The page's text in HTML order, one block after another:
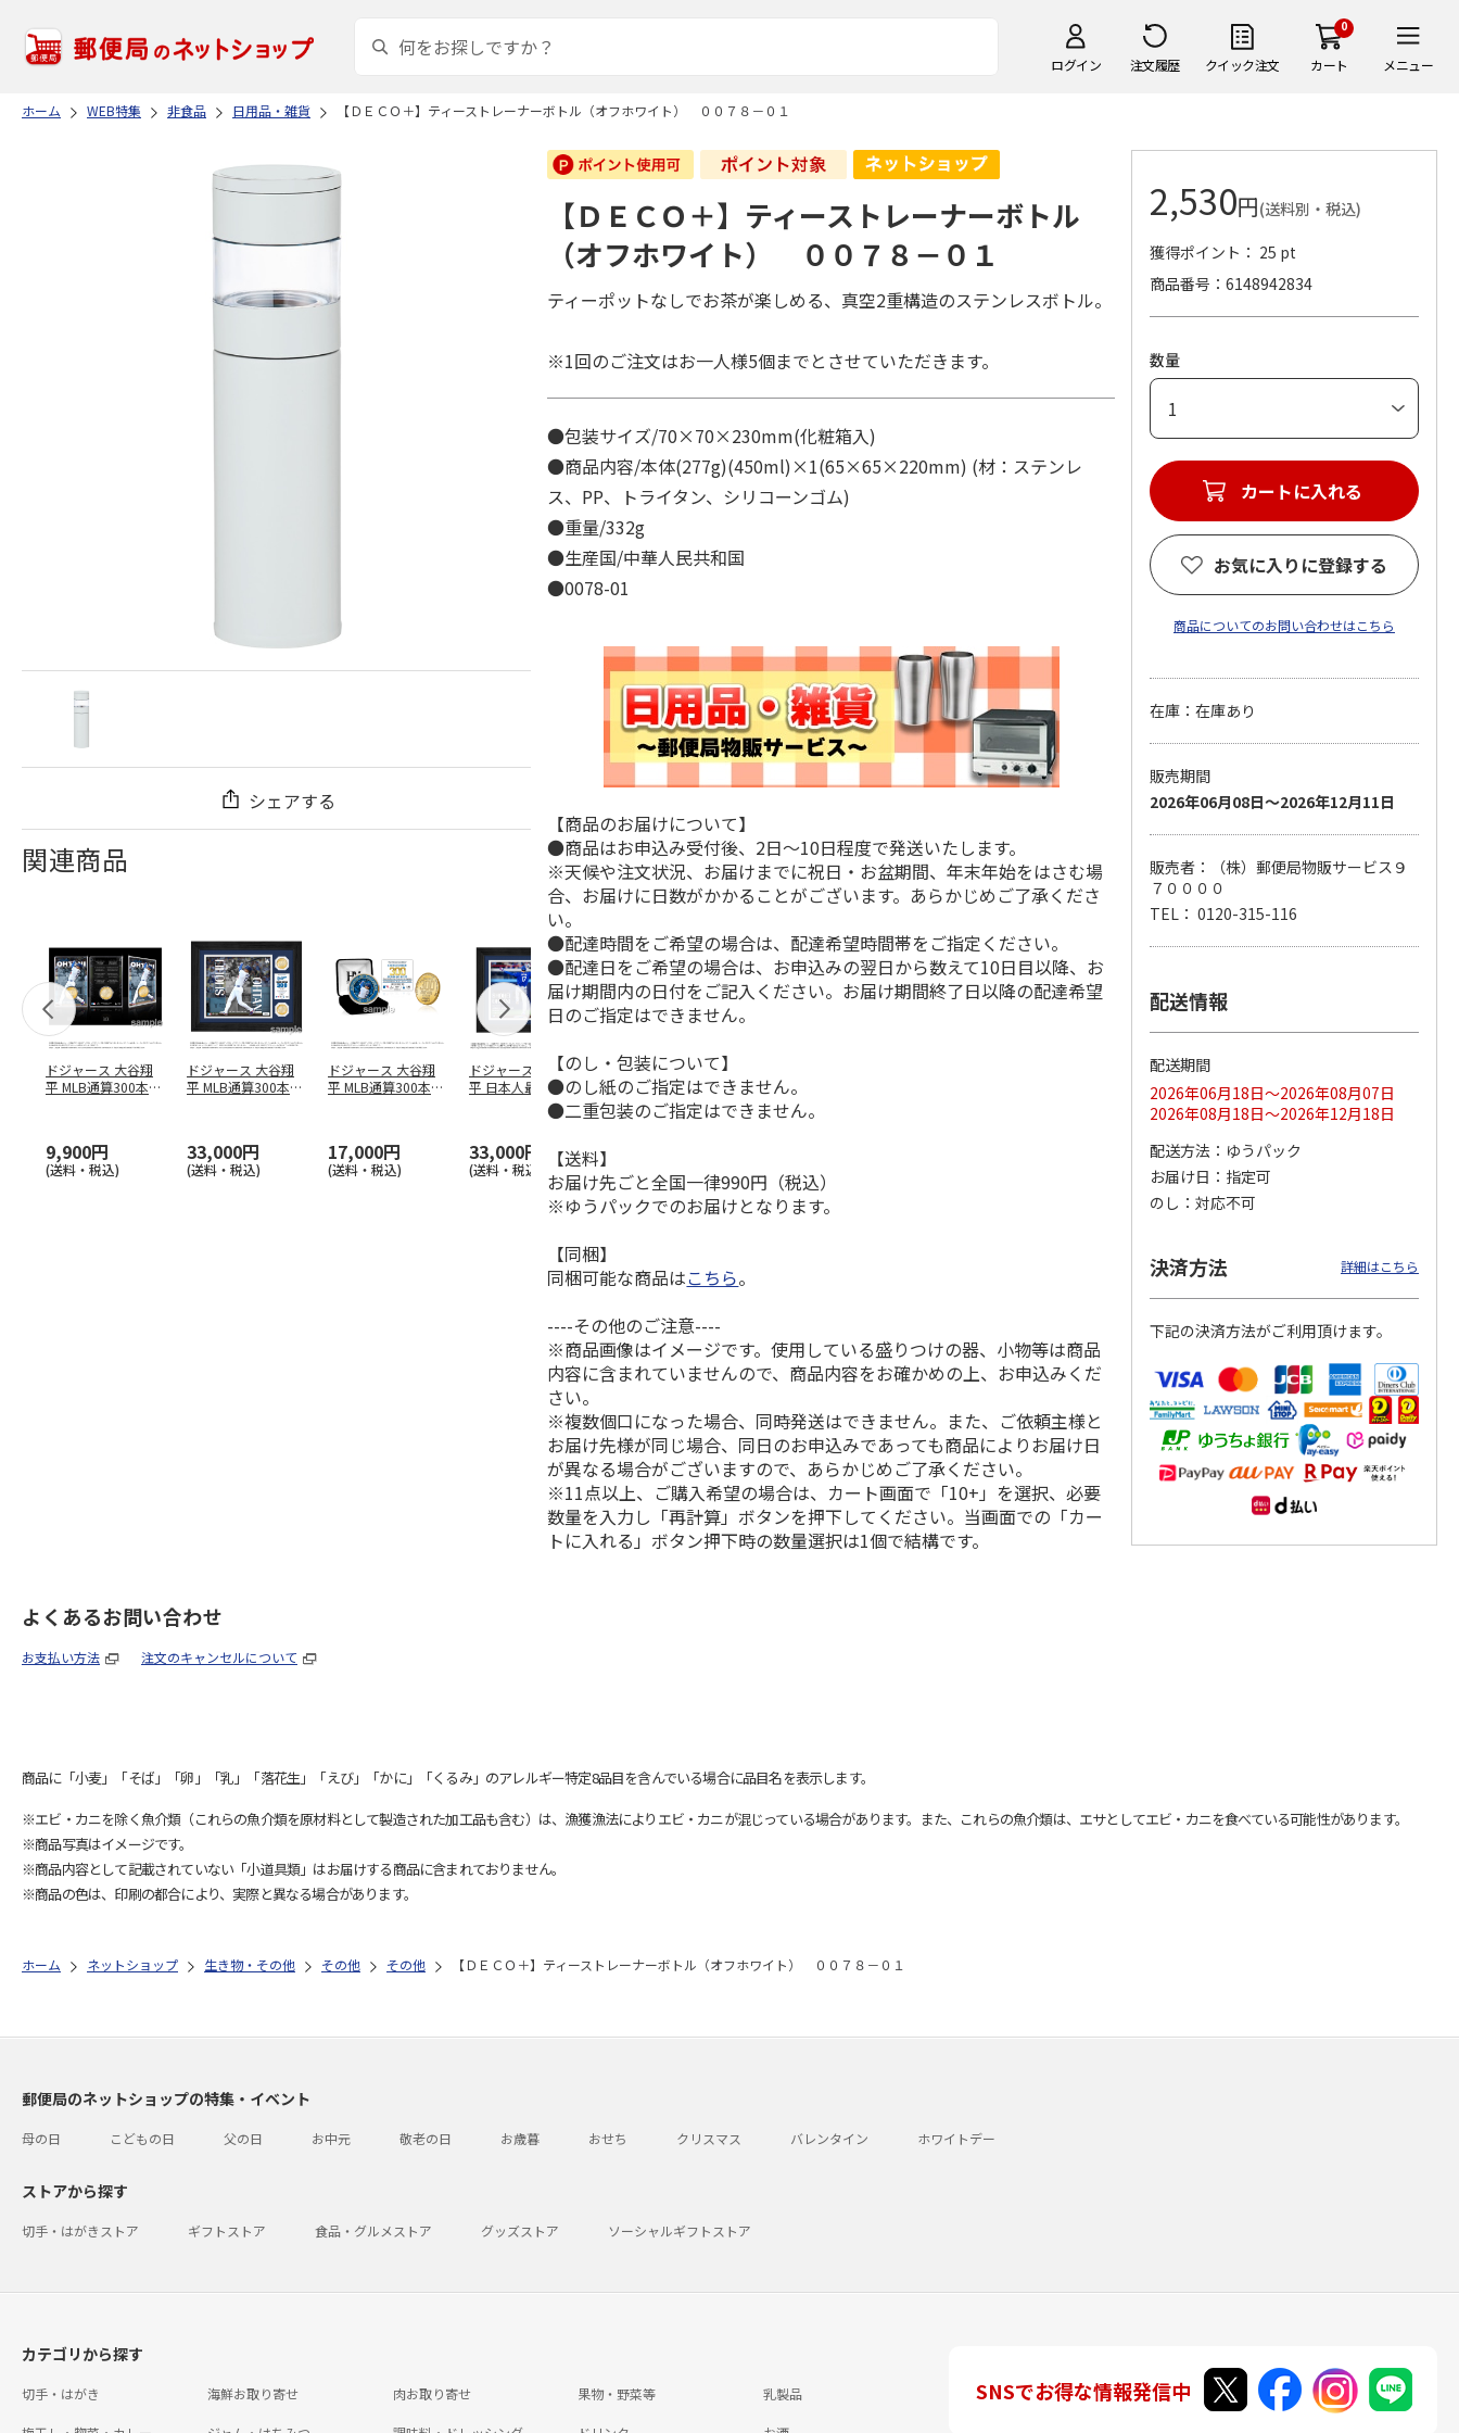
ログイン 注文履歴 クイック注文
0
カート メニュー
ホーム WEB特集 非食品 日用品・雑貨 【ＤＥＣＯ＋】ティーストレーナーボトル（オフホワイト） ００７８－０１
シェアする
関連商品
ドジャース 大谷翔
平 MLB通算300本塁
9,900円
(送料・税込)
ドジャース 大谷翔
平 MLB通算300本塁
33,000円
(送料・税込)
ドジャース 大谷翔
平 MLB通算300本塁
17,000円
(送料・税込)
ドジャース 大谷翔
平 日本人最多53試
合連続出塁記念 ダ
33,000円
(送料・税込)
MLB ドジャース 大
谷翔平 2026 NL 3・
4月投手…
平 日本人最多53試
合連続出塁記念 コ
イ…
ドジャース 大谷翔
平 日本人最多53試
合連続出塁記念 シ
ル…
17,000円
(送料・税込)
谷翔平 2026 NL 3・
4月投手…
【ＤＥＣＯ＋】ティーストレーナーボトル
（オフホワイト） ００７８－０１
ティーポットなしでお茶が楽しめる、真空2重構造のステンレスボトル。
※1回のご注文はお一人様5個までとさせていただきます。
●包装サイズ/70×70×230mm(化粧箱入)
●商品内容/本体(277g)(450ml)×1(65×65×220mm) (材：ステンレ
ス、PP、トライタン、シリコーンゴム)
●重量/332g
●生産国/中華人民共和国
●0078-01
【商品のお届けについて】
●商品はお申込み受付後、2日～10日程度で発送いたします。
※天候や注文状況、お届けまでに祝日・お盆期間、年末年始をはさむ場
合、お届けに日数がかかることがございます。あらかじめご了承くださ
い。
●配達時間をご希望の場合は、配達希望時間帯をご指定ください。
●配達日をご希望の場合は、お申込みの翌日から数えて10日目以降、お
届け期間内の日付をご記入ください。お届け期間終了日以降の配達希望
日のご指定はできません。
【のし・包装について】
●のし紙のご指定はできません。
●二重包装のご指定はできません。
【送料】
お届け先ごと全国一律990円（税込）
※ゆうパックでのお届けとなります。
【同梱】
同梱可能な商品はこちら。
----その他のご注意----
※商品画像はイメージです。使用している盛りつけの器、小物等は商品
内容に含まれていませんので、商品内容をお確かめの上、お申込みくだ
さい。
※複数個口になった場合、同時発送はできません。また、ご依頼主様と
お届け先様が同じ場合、同日のお申込みであっても商品によりお届け日
が異なる場合がございますので、あらかじめご了承ください。
※11点以上、ご購入希望の場合は、カート画面で「10+」を選択、必要
数量を入力し「再計算」ボタンを押下してください。当画面での「カー
トに入れる」ボタン押下時の数量選択は1個で結構です。
2,530円(送料別・税込)
獲得ポイント： 25 pt
商品番号
6148942834
数量
カートに入れる
お気に入りに登録する
商品についてのお問い合わせはこちら
在庫：在庫あり
販売期間
2026年06月08日～2026年12月11日
販売者：（株）郵便局物販サービス９
７００００
TEL： 0120-315-116
配送情報
配送期間
2026年06月18日～2026年08月07日
2026年08月18日～2026年12月18日
配送方法
ゆうパック
お届け日
指定可
のし
対応不可
決済方法 詳細はこちら
下記の決済方法がご利用頂けます。
よくあるお問い合わせ
お支払い方法 注文のキャンセルについて
商品に「小麦」「そば」「卵」「乳」「落花生」「えび」「かに」「くるみ」のアレルギー特定8品目を含んでいる場合に品目名を表示します。
※エビ・カニを除く魚介類（これらの魚介類を原材料として製造された加工品も含む）は、漁獲漁法によりエビ・カニが混じっている場合があります。また、これらの魚介類は、エサとしてエビ・カニを食べている可能性があります。
※商品写真はイメージです。
※商品内容として記載されていない「小道具類」はお届けする商品に含まれておりません。
※商品の色は、印刷の都合により、実際と異なる場合があります。
ホーム ネットショップ 生き物・その他 その他 その他 【ＤＥＣＯ＋】ティーストレーナーボトル（オフホワイト） ００７８－０１
郵便局のネットショップの特集・イベント
母の日 こどもの日 父の日 お中元 敬老の日 お歳暮 おせち クリスマス バレンタイン ホワイトデー
ストアから探す
切手・はがきストア ギフトストア 食品・グルメストア グッズストア ソーシャルギフトストア
カテゴリから探す
切手・はがき 海鮮お取り寄せ 肉お取り寄せ 果物・野菜等 乳製品 SNSでお得な情報発信中